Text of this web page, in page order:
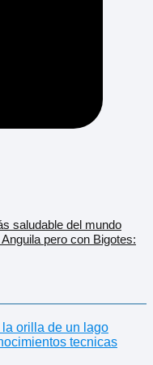
saludable del mundo
pero con Bigotes: